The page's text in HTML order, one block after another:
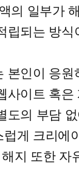
의 일부가
립되는 방식
본인이 응원
사이트 혹은
도의 부담
게 크리에
지 또한 자